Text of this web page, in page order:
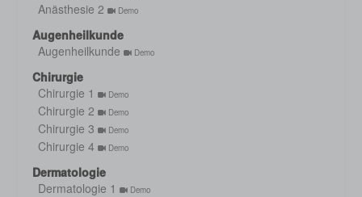
Anästhesie 2 Demo
Augenheilkunde
Augenheilkunde
Demo
Chirurgie
Chirurgie 1
Demo
Chirurgie 2 Demo
Chirurgie 3 Demo
Chirurgie 4 Demo
Dermatologie
Dermatologie 1
Demo